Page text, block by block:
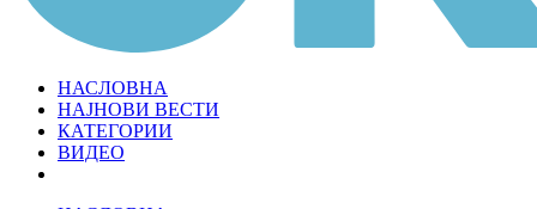
НАСЛОВНА
НАЈНОВИ ВЕСТИ
КАТЕГОРИИ
ВИДЕО